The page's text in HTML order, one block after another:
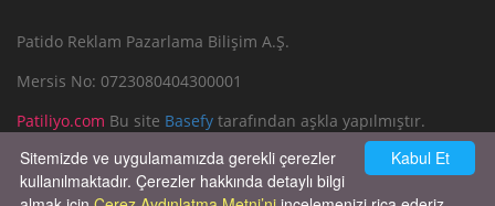
Patido Reklam Pazarlama Bilişim A.Ş.
Mersis No: 0723080404300001
Patiliyo.com Bu site Basefy tarafından aşkla yapılmıştır.
Reklam Verin
Bize Yazın
Kabul Et
Sitemizde ve uygulamamızda gerekli çerezler
kullanılmaktadır. Çerezler hakkında detaylı bilgi